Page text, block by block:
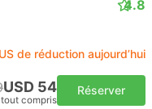
4.8
de réduction aujourd’hui
USD 54
compris
Réserver